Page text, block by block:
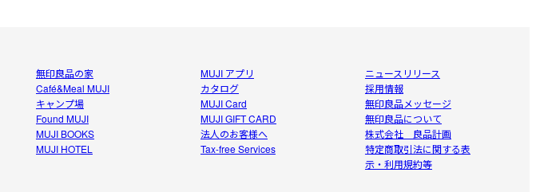
無印良品の家
Café&Meal MUJI
キャンプ場
Found MUJI
MUJI BOOKS
MUJI HOTEL
MUJI アプリ
カタログ
MUJI Card
MUJI GIFT CARD
法人のお客様へ
Tax-free Services
ニュースリリース
採用情報
無印良品メッセージ
無印良品について
株式会社 良品計画
特定商取引法に関する表
示・利用規約等